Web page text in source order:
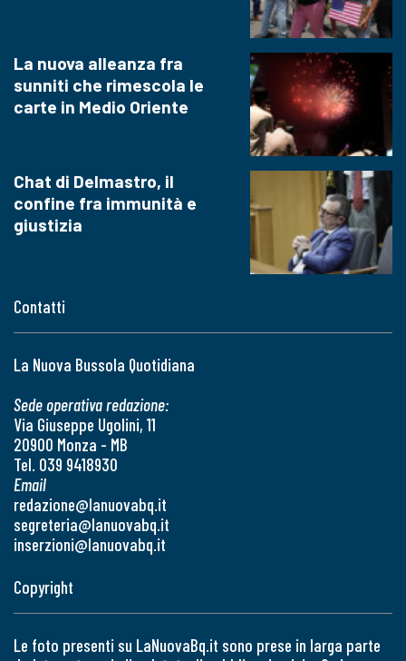
Contatti
La Nuova Bussola Quotidiana
Sede operativa redazione:
Via Giuseppe Ugolini, 11
20900 Monza - MB
Tel. 039 9418930
Email
redazione@lanuovabq.it
segreteria@lanuovabq.it
inserzioni@lanuovabq.it
La nuova alleanza fra
sunniti che rimescola le
carte in Medio Oriente
Chat di Delmastro, il
confine fra immunità e
giustizia
Copyright
Le foto presenti su LaNuovaBq.it sono prese in larga parte